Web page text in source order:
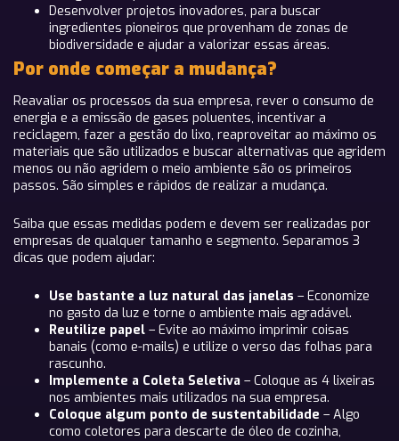
Desenvolver projetos inovadores, para buscar
ingredientes pioneiros que provenham de zonas de
biodiversidade e ajudar a valorizar essas áreas.
Por onde começar a mudança?
Reavaliar os processos da sua empresa, rever o consumo de
energia e a emissão de gases poluentes, incentivar a
reciclagem, fazer a gestão do lixo, reaproveitar ao máximo os
materiais que são utilizados e buscar alternativas que agridem
menos ou não agridem o meio ambiente são os primeiros
passos. São simples e rápidos de realizar a mudança.
Saiba que essas medidas podem e devem ser realizadas por
empresas de qualquer tamanho e segmento. Separamos 3
dicas que podem ajudar:
Use bastante a luz natural das janelas – Economize
no gasto da luz e torne o ambiente mais agradável.
Reutilize papel – Evite ao máximo imprimir coisas
banais (como e-mails) e utilize o verso das folhas para
rascunho.
Implemente a Coleta Seletiva – Coloque as 4 lixeiras
nos ambientes mais utilizados na sua empresa.
Coloque algum ponto de sustentabilidade – Algo
como coletores para descarte de óleo de cozinha,